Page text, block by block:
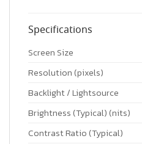
Specifications
Screen Size
Resolution (pixels)
Backlight / Lightsource
Brightness (Typical) (nits)
Contrast Ratio (Typical)